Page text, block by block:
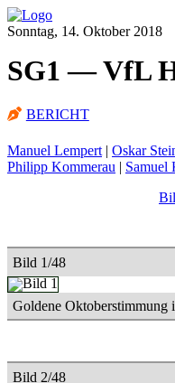
Sonntag, 14. Oktober 2018
SG1 — VfL
BERICHT
Manuel Lempert | Oskar
Philipp Kommerau | Samuel
Bild 1/48
Goldene
Bild 2/48